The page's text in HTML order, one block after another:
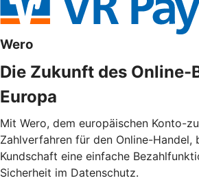
Wero
Die Zukunft des Online-
Europa
Mit Wero, dem europäischen Konto-
Zahlverfahren für den Online-Handel,
Kundschaft eine einfache
Sicherheit im Datenschutz.